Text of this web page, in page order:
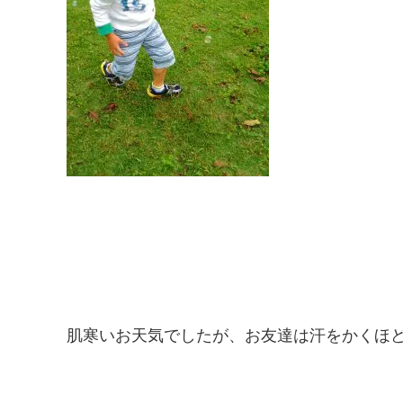
肌寒いお天気でしたが、お友達は汗をかくほ